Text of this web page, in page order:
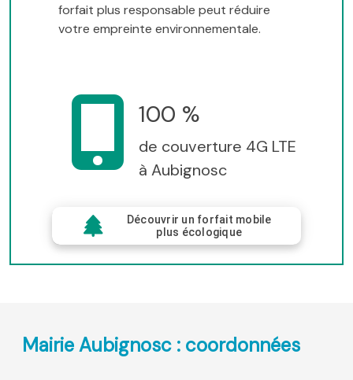
forfait plus responsable peut réduire
votre empreinte environnementale.
100 %
de couverture 4G LTE
à Aubignosc
Découvrir un forfait mobile
plus écologique
Mairie Aubignosc : coordonnées